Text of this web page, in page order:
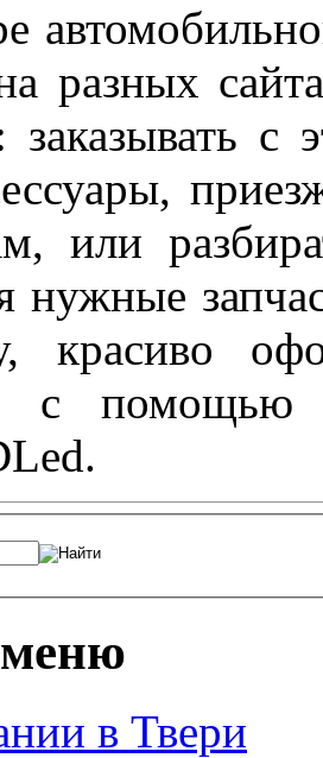
разных
заказывать с
или
нужные
красиво
с помощью
в Твери